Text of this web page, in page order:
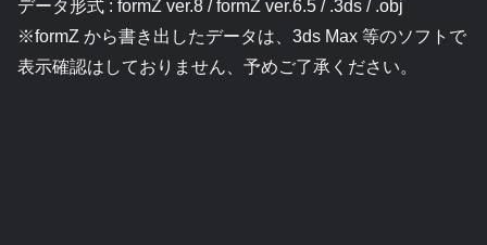
データ形式 : formZ ver.8 / formZ ver.6.5 / .3ds / .obj
※formZ から書き出したデータは、3ds Max 等のソフトで
表示確認はしておりません、予めご了承ください。